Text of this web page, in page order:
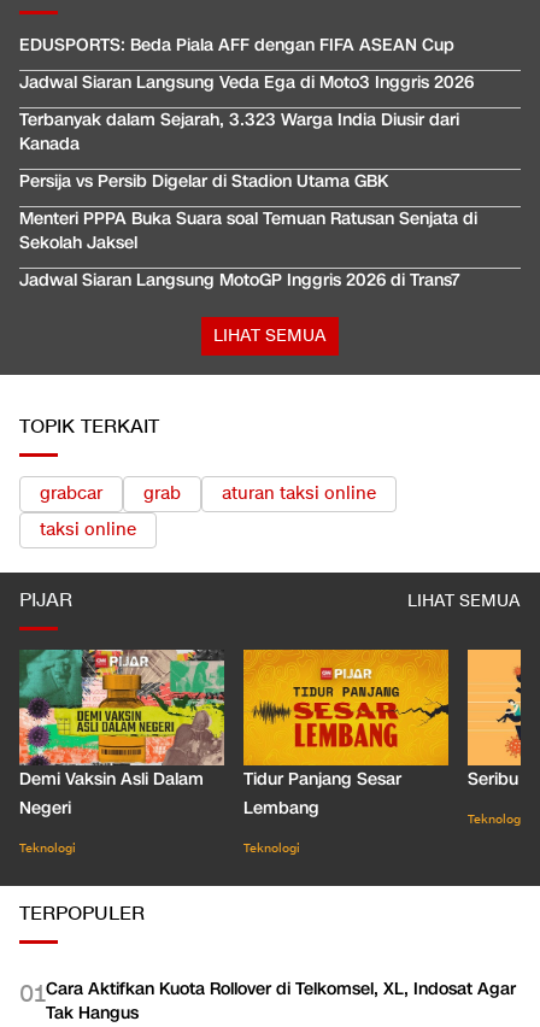
EDUSPORTS: Beda Piala AFF dengan FIFA ASEAN Cup
Jadwal Siaran Langsung Veda Ega di Moto3 Inggris 2026
Terbanyak dalam Sejarah, 3.323 Warga India Diusir dari
Kanada
Persija vs Persib Digelar di Stadion Utama GBK
Menteri PPPA Buka Suara soal Temuan Ratusan Senjata di
Sekolah Jaksel
Jadwal Siaran Langsung MotoGP Inggris 2026 di Trans7
LIHAT SEMUA
TOPIK TERKAIT
grabcar grab
aturan taksi online
taksi online
PIJAR LIHAT SEMUA
Demi Vaksin Asli Dalam
Negeri
Teknologi
Tidur Panjang Sesar
Lembang
Teknologi
Seribu
Teknologi
TERPOPULER
01Cara Aktifkan Kuota Rollover di Telkomsel, XL, Indosat Agar
Tak Hangus